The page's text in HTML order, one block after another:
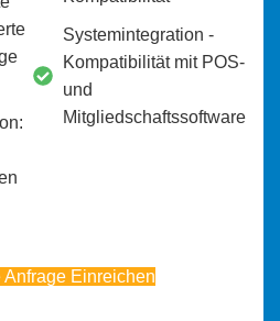
Systemintegration -
Kompatibilität mit POS-
und
Mitgliedschaftssoftware
Anfrage Einreichen